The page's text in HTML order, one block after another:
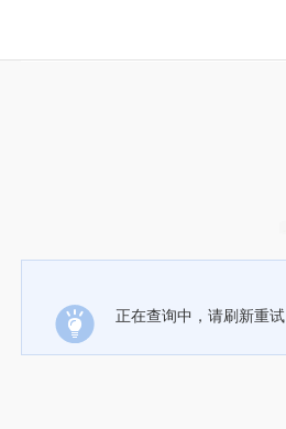
正在查询中，请刷新重试